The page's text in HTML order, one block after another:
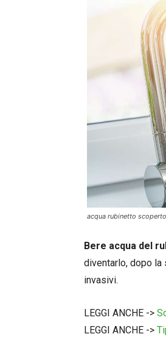
acqua rubinetto
Bere acqua del
diventarlo, dopo la
invasivi.
LEGGI ANCHE ->
LEGGI ANCHE ->